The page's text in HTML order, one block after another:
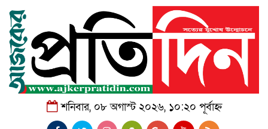
শনিবার, ০৮ অগাস্ট ২০২৬, ১০:২০ পূর্বাহ্ন